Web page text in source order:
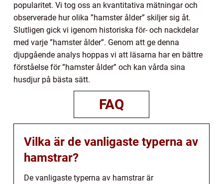
popularitet. Vi tog oss an kvantitativa mätningar och
observerade hur olika ”hamster ålder” skiljer sig åt.
Slutligen gick vi igenom historiska för- och nackdelar
med varje ”hamster ålder”. Genom att ge denna
djupgående analys hoppas vi att läsarna har en bättre
förståelse för ”hamster ålder” och kan vårda sina
husdjur på bästa sätt.
FAQ
Vilka är de vanligaste typerna av
hamstrar?
De vanligaste typerna av hamstrar är